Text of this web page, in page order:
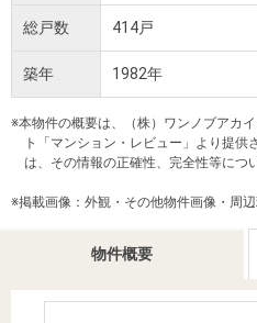
中古
マン
ショ
ンを
探す
投
用
無
料
査
定
売却
時手
金額
店舗のご
案内（首
都圏）
古屋）
ごあいさ
つ
経営ビジ
ョン
組織図
沿革
本社地
（電子ブ
新卒採用
情報
採用情報
法人のお客さま
提携企業にお勤めの方
物件概要
総戸数 414戸
築年 1982年
※本物件の概要は、（株）ワンノブアカ
ト「マンション・レビュー」より提
は、その情報の正確性、完全性等につ
※掲載画像：外観・その他物件画像・周